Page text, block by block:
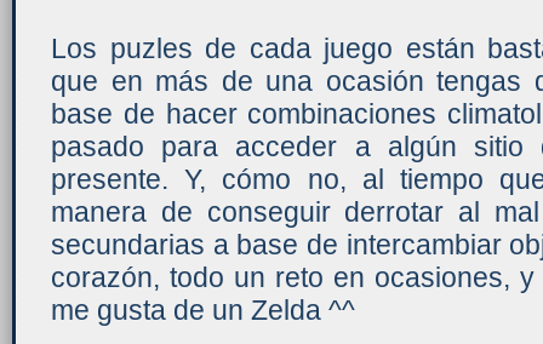
Los puzles de cada juego están
que en más de una ocasión tengas
base de hacer combinaciones
pasado para acceder a algún
presente. Y, cómo no, al tiempo
manera de conseguir derrotar al
secundarias a base de intercambiar
corazón, todo un reto en ocasiones,
me gusta de un Zelda ^^